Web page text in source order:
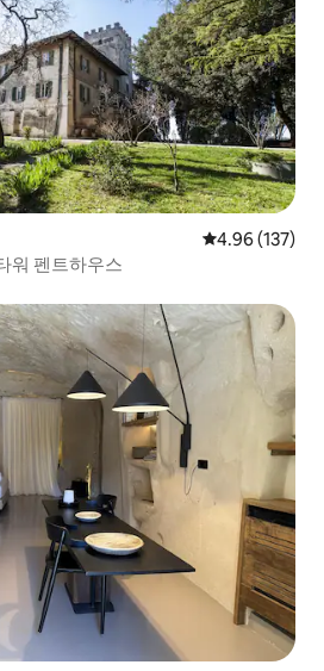
평점 4.96점(5
4.96 (137)
워 펜트하우스